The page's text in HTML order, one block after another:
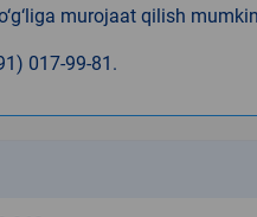
murojaat qilish
017-99-81.